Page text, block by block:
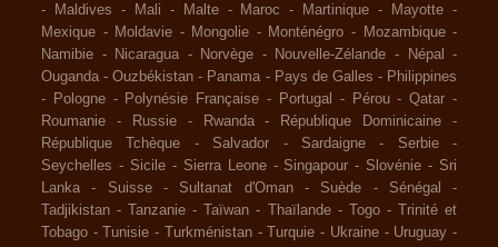
-
Maldives - Mali - Malte - Maroc - Martinique - Mayotte -
Mexique - Moldavie - Mongolie - Monténégro - Mozambique -
Namibie - Nicaragua - Norvège - Nouvelle-Zélande - Népal
-
Ouganda -Ouzbékistan - Panama - Pays de Galles - Philippines
-
Pologne - Polynésie Française - Portugal - Pérou -Qatar -
Roumanie
- Russie - Rwanda - République Dominicaine
-
République Tchèque
- Salvador - Sardaigne - Serbie
-
Seychelles - Sicile - Sierra Leone - Singapour - Slovénie - Sri
Lanka
- Suisse - Sultanat d'Oman - Suède - Sénégal
-
Tadjikistan -Tanzanie -Taïwan - Thaïlande - Togo - Trinité et
Tobago -Tunisie - Turkménistan -Turquie - Ukraine - Uruguay -